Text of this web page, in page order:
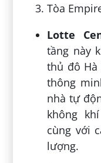
Tòa
Lotte
tầng này
thủ đô
thông
nhà tự
không
cùng với
lượng.